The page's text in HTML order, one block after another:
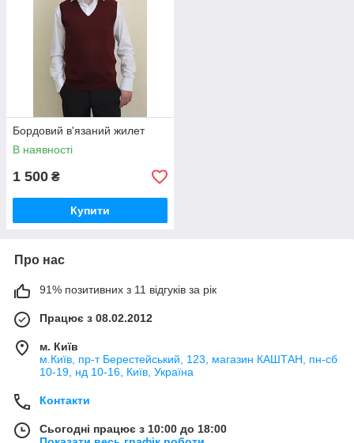
Бордовий в'язаний жилет
В наявності
1 500 ₴
Купити
Про нас
91% позитивних з 11 відгуків за рік
Працює з 08.02.2012
м. Київ
м.Київ, пр-т Берестейський, 123, магазин КАШТАН, пн-сб
10-19, нд 10-16, Київ, Україна
Контакти
Сьогодні працює з 10:00 до 18:00